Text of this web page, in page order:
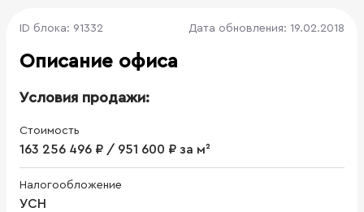
ID блока: 91332 Дата обновления: 19.02.2018
Описание офиса
Условия продажи:
Стоимость
163 256 496 ₽ / 951 600 ₽ за м²
Налогообложение
УСН